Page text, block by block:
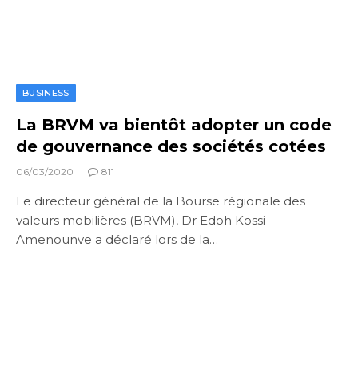
BUSINESS
La BRVM va bientôt adopter un code
de gouvernance des sociétés cotées
06/03/2020 811
Le directeur général de la Bourse régionale des
valeurs mobilières (BRVM), Dr Edoh Kossi
Amenounve a déclaré lors de la…